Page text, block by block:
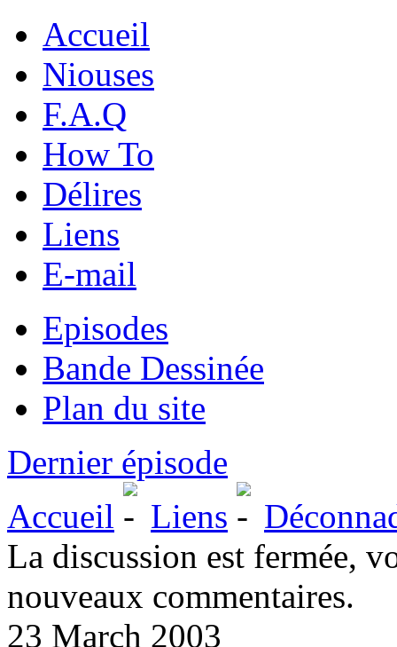
Accueil
Niouses
F.A.Q
How To
Délires
Liens
E-mail
Episodes
Bande Dessinée
Plan du site
Dernier épisode
Accueil
Liens
La discussion est fermée,
nouveaux commentaires.
23 March 2003